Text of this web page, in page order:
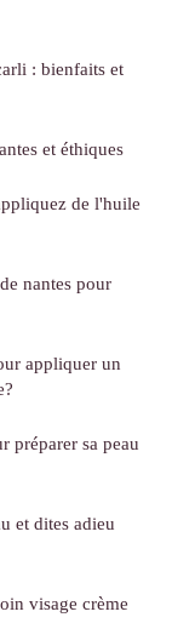
: bienfaits et
et éthiques
de l'huile
nantes pour
appliquer un
préparer sa peau
et dites adieu
visage crème